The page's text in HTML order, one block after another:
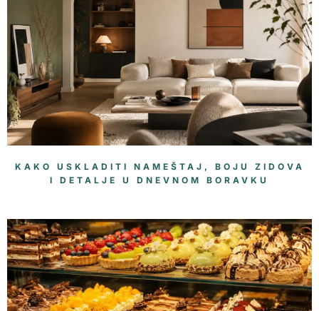
KAKO USKLADITI NAMEŠTAJ, BOJU ZIDOVA
I DETALJE U DNEVNOM BORAVKU